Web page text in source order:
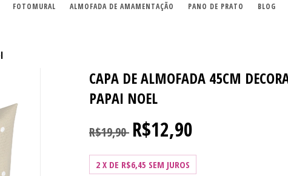
FOTOMURAL ALMOFADA DE AMAMENTAÇÃO PANO DE PRATO BLOG
CAPA DE ALMOFADA 45CM
PAPAI NOEL
R$19,90 R$12,90
2 X DE R$6,45 SEM JUROS